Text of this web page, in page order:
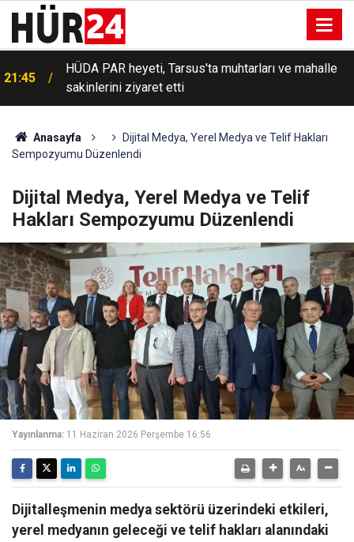
21:43 MGK bildirisi yayımlandı
Anasayfa
Dijital Medya, Yerel Medya ve Telif Hakları
Sempozyumu Düzenlendi
Dijital Medya, Yerel Medya ve Telif
Hakları Sempozyumu Düzenlendi
Yayınlanma: 11 Haziran 2026 Perşembe 16:56
Dijitalleşmenin medya sektörü üzerindeki etkileri,
yerel medyanın geleceği ve telif hakları alanındaki